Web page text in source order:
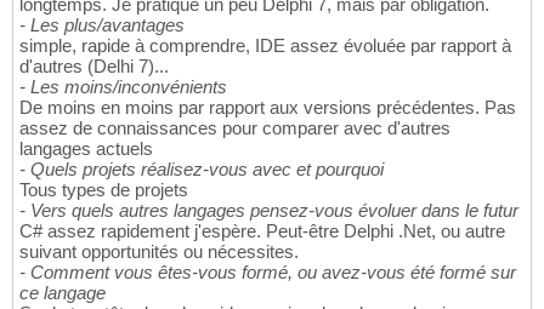
longtemps. Je pratique un peu Delphi 7, mais par obligation.
- Les plus/avantages
simple, rapide à comprendre, IDE assez évoluée par rapport à
d'autres (Delhi 7)...
- Les moins/inconvénients
De moins en moins par rapport aux versions précédentes. Pas
assez de connaissances pour comparer avec d'autres
langages actuels
- Quels projets réalisez-vous avec et pourquoi
Tous types de projets
- Vers quels autres langages pensez-vous évoluer dans le futur
C# assez rapidement j'espère. Peut-être Delphi .Net, ou autre
suivant opportunités ou nécessites.
- Comment vous êtes-vous formé, ou avez-vous été formé sur
ce langage